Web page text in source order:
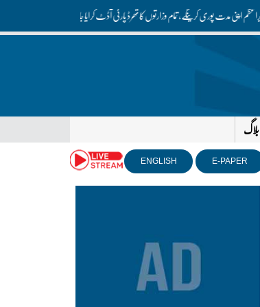
وزیراعظم اپنی مدت پوری کرینگے، تمام وزارتوں کا تھرڈ پارٹی آڈٹ کرایا جائے: محسن نقوی
بلاگ
E-PAPER
ENGLISH